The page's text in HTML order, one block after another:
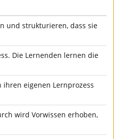
und strukturieren, dass sie
Die Lernenden lernen die
eigenen Lernprozess
wird Vorwissen erhoben,